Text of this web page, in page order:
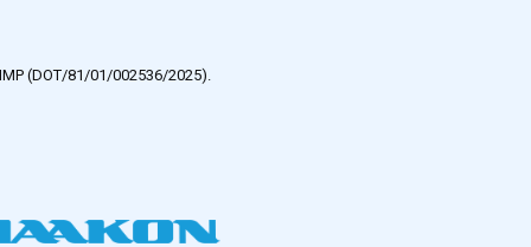
(DOT/81/01/002536/2025).